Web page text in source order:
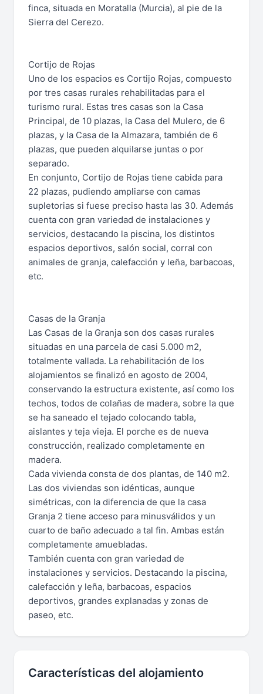
finca, situada en Moratalla (Murcia), al pie de la
Sierra del Cerezo.
Cortijo de Rojas
Uno de los espacios es Cortijo Rojas, compuesto
por tres casas rurales rehabilitadas para el
turismo rural. Estas tres casas son la Casa
Principal, de 10 plazas, la Casa del Mulero, de 6
plazas, y la Casa de la Almazara, también de 6
plazas, que pueden alquilarse juntas o por
separado.
En conjunto, Cortijo de Rojas tiene cabida para
22 plazas, pudiendo ampliarse con camas
supletorias si fuese preciso hasta las 30. Además
cuenta con gran variedad de instalaciones y
servicios, destacando la piscina, los distintos
espacios deportivos, salón social, corral con
animales de granja, calefacción y leña, barbacoas,
etc.
Casas de la Granja
Las Casas de la Granja son dos casas rurales
situadas en una parcela de casi 5.000 m2,
totalmente vallada. La rehabilitación de los
alojamientos se finalizó en agosto de 2004,
conservando la estructura existente, así como los
techos, todos de colañas de madera, sobre la que
se ha saneado el tejado colocando tabla,
aislantes y teja vieja. El porche es de nueva
construcción, realizado completamente en
madera.
Cada vivienda consta de dos plantas, de 140 m2.
Las dos viviendas son idénticas, aunque
simétricas, con la diferencia de que la casa
Granja 2 tiene acceso para minusválidos y un
cuarto de baño adecuado a tal fin. Ambas están
completamente amuebladas.
También cuenta con gran variedad de
instalaciones y servicios. Destacando la piscina,
calefacción y leña, barbacoas, espacios
deportivos, grandes explanadas y zonas de
paseo, etc.
Características del alojamiento